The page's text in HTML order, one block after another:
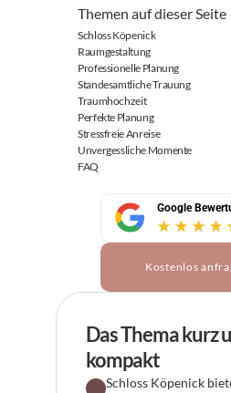
Themen auf dieser Seite
Schloss Köpenick
Raumgestaltung
Professionelle Planung
Standesamtliche Trauung
Traumhochzeit
Perfekte Planung
Stressfreie Anreise
Unvergessliche Momente
FAQ
Google
Kostenlos
Das Thema kurz
kompakt